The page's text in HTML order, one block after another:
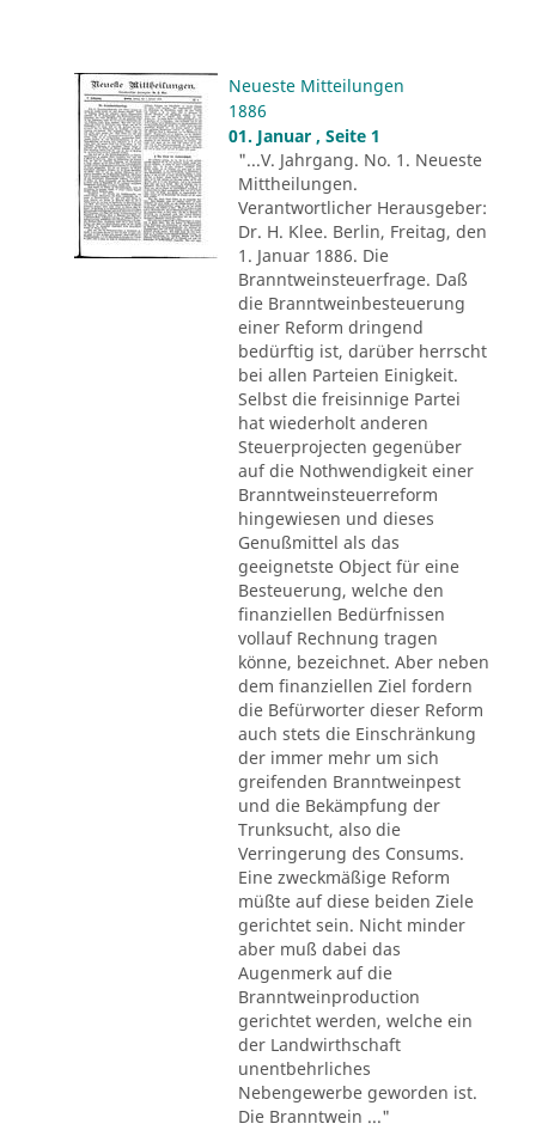
Neueste Mitteilungen
1886
01. Januar , Seite 1
"...V. Jahrgang. No. 1. Neueste
Mittheilungen.
Verantwortlicher Herausgeber:
Dr. H. Klee. Berlin, Freitag, den
1. Januar 1886. Die
Branntweinsteuerfrage. Daß
die Branntweinbesteuerung
einer Reform dringend
bedürftig ist, darüber herrscht
bei allen Parteien Einigkeit.
Selbst die freisinnige Partei
hat wiederholt anderen
Steuerprojecten gegenüber
auf die Nothwendigkeit einer
Branntweinsteuerreform
hingewiesen und dieses
Genußmittel als das
geeignetste Object für eine
Besteuerung, welche den
finanziellen Bedürfnissen
vollauf Rechnung tragen
könne, bezeichnet. Aber neben
dem finanziellen Ziel fordern
die Befürworter dieser Reform
auch stets die Einschränkung
der immer mehr um sich
greifenden Branntweinpest
und die Bekämpfung der
Trunksucht, also die
Verringerung des Consums.
Eine zweckmäßige Reform
müßte auf diese beiden Ziele
gerichtet sein. Nicht minder
aber muß dabei das
Augenmerk auf die
Branntweinproduction
gerichtet werden, welche ein
der Landwirthschaft
unentbehrliches
Nebengewerbe geworden ist.
Die Branntwein ..."